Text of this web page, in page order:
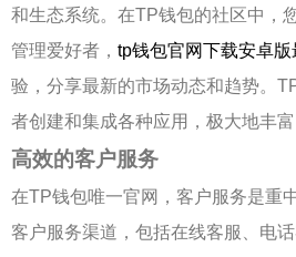
和生态系统。在TP钱包的社区中，
管理爱好者， tp钱包官网下载安卓
验，分享最新的市场动态和趋势。
者创建和集成各种应用，极大地丰
高效的客户服务
在TP钱包唯一官网，客户服务是重
客户服务渠道，包括在线客服、电